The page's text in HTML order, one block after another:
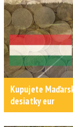
Kupujete
desiatky eur